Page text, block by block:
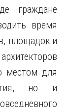
граждане
время
площадок и
местом для
но и